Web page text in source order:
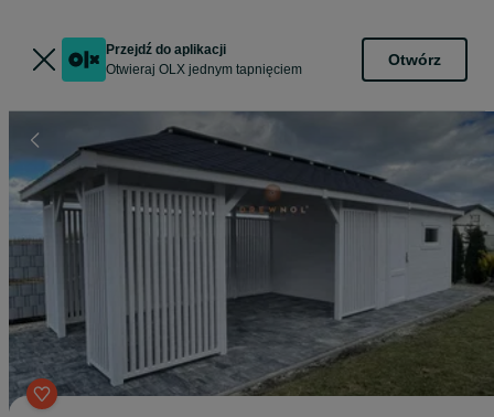
Przejdź do aplikacji
Otwieraj OLX jednym tapnięciem
Otwórz